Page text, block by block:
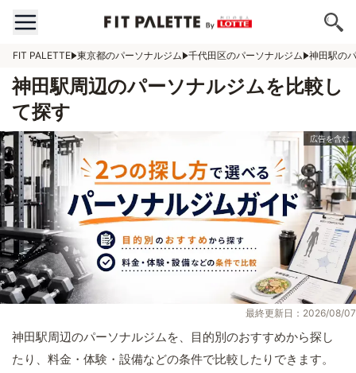
FIT PALETTE 東京都のパーソナルジム 千代田区のパーソナルジム 神田駅の
神田駅周辺のパーソナルジムを比較し
て探す
最終更新日：2026/08/07
神田駅周辺のパーソナルジムを、目的別のおすすめから探し
たり、料金・体験・設備などの条件で比較したりできます。